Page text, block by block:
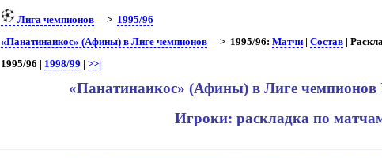
Лига чемпионов—> 1995/96
«Панатинаикос» (Афины) в Лиге чемпионов—> 1995/96: Матчи| Состав|
1995/96 | 1998/99 | >>|
«Панатинаикос» (Афины) в Лиге
Игроки: раскладка по